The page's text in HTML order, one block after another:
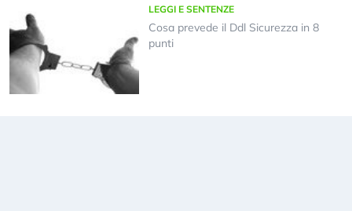
LEGGI E SENTENZE
Cosa prevede il Ddl Sicurezza in 8
punti